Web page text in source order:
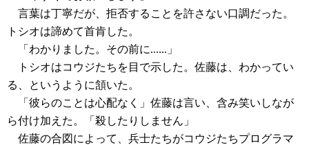
言葉は丁寧だが、拒否することを許さない口調だった。
トシオは諦めて首肯した。
「わかりました。その前に......」
トシオはコウジたちを目で示した。佐藤は、わかってい
る、というように頷いた。
「彼らのことは心配なく」佐藤は言い、含み笑いしなが
ら付け加えた。「殺したりしません」
佐藤の合図によって、兵士たちがコウジたちプログラマ